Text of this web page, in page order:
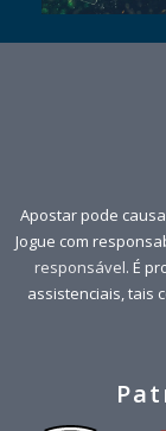
Apostar pode
Jogue com
responsável. É
assistenciais, tais